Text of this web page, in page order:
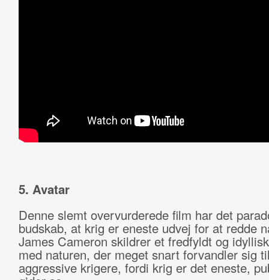
5. Avatar
Denne slemt overvurderede film har det
budskab, at krig er eneste udvej for at redde
James Cameron skildrer et fredfyldt og
med naturen, der meget snart forvandler sig
aggressive krigere, fordi krig er det eneste,